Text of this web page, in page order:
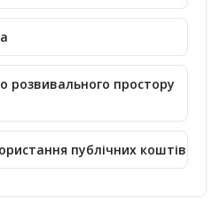
розвивального простору
публічних коштів